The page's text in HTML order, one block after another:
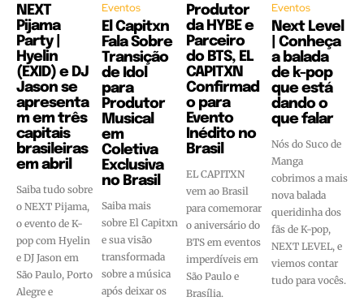
NEXT
Pijama
Party |
Hyelin
(EXID) e DJ
Jason se
apresenta
m em três
capitais
brasileiras
em abril
Saiba tudo sobre
o NEXT Pijama,
o evento de K-
pop com Hyelin
e DJ Jason em
São Paulo, Porto
Alegre e
Eventos
El Capitxn
Fala Sobre
Transição
de Idol
para
Produtor
Musical
em
Coletiva
Exclusiva
no Brasil
Saiba mais
sobre El Capitxn
e sua visão
transformada
sobre a música
após deixar os
Produtor
da HYBE e
Parceiro
do BTS, EL
CAPITXN
Confirmad
o para
Evento
Inédito no
Brasil
EL CAPITXN
vem ao Brasil
para comemorar
o aniversário do
BTS em eventos
imperdíveis em
São Paulo e
Brasília.
Eventos
Next Level
| Conheça
a balada
de k-pop
que está
dando o
que falar
Nós do Suco de
Manga
cobrimos a mais
nova balada
queridinha dos
fãs de K-pop,
NEXT LEVEL, e
viemos contar
tudo para vocês.